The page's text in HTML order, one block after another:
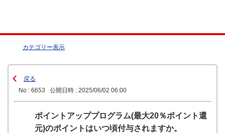
カテゴリー表示
戻る
No : 6653
公開日時 : 2025/06/02 06:00
ポイントアッププログラム(最大20％ポイント還
元)のポイントはいつ頃付与されますか。